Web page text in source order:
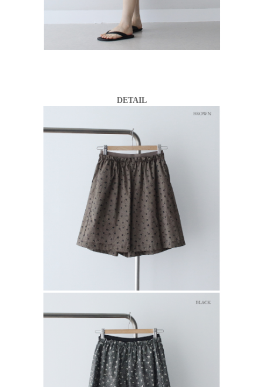
DETAIL